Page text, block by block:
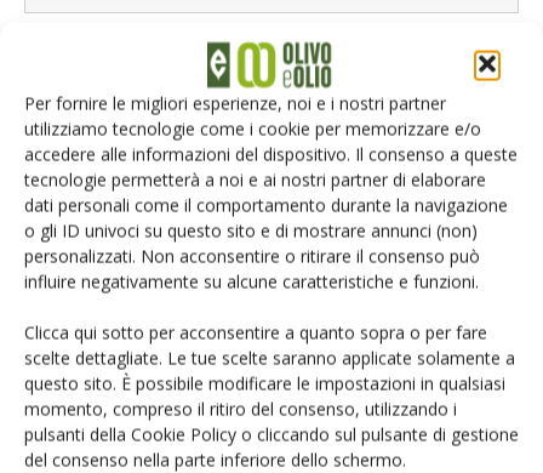
Per fornire le migliori esperienze, noi e i nostri partner
utilizziamo tecnologie come i cookie per memorizzare e/o
accedere alle informazioni del dispositivo. Il consenso a queste
tecnologie permetterà a noi e ai nostri partner di elaborare
dati personali come il comportamento durante la navigazione
o gli ID univoci su questo sito e di mostrare annunci (non)
personalizzati. Non acconsentire o ritirare il consenso può
influire negativamente su alcune caratteristiche e funzioni.
Clicca qui sotto per acconsentire a quanto sopra o per fare
scelte dettagliate. Le tue scelte saranno applicate solamente a
questo sito. È possibile modificare le impostazioni in qualsiasi
momento, compreso il ritiro del consenso, utilizzando i
pulsanti della Cookie Policy o cliccando sul pulsante di gestione
del consenso nella parte inferiore dello schermo.
Rimani aggiornato sul mondo
dell’agricoltura
Iscriviti alle nostre newsletter